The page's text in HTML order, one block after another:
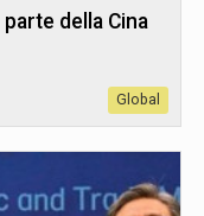
della Cina
Global